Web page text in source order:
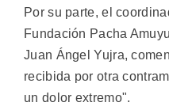
Por su parte, el
Fundación Pacha
Juan Ángel Yujra,
recibida por otra
un dolor extremo".